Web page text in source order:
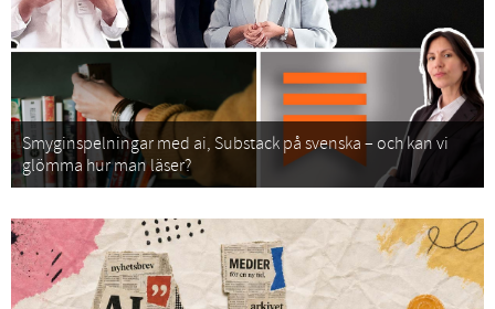
Smyginspelningar med ai, Substack på svenska – och kan vi
glömma hur man läser?